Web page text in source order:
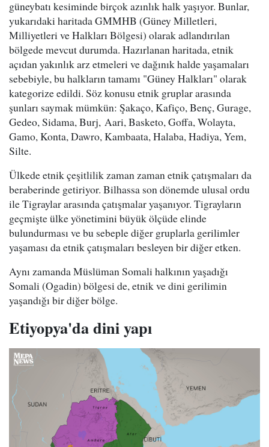
güneybatı kesiminde birçok azınlık halk yaşıyor. Bunlar,
yukarıdaki haritada GMMHB (Güney Milletleri,
Milliyetleri ve Halkları Bölgesi) olarak adlandırılan
bölgede mevcut durumda. Hazırlanan haritada, etnik
açıdan yakınlık arz etmeleri ve dağınık halde yaşamaları
sebebiyle, bu halkların tamamı "Güney Halkları" olarak
kategorize edildi. Söz konusu etnik gruplar arasında
şunları saymak mümkün: Şakaço, Kafiço, Benç, Gurage,
Gedeo, Sidama, Burj, Aari, Basketo, Goffa, Wolayta,
Gamo, Konta, Dawro, Kambaata, Halaba, Hadiya, Yem,
Silte.
Ülkede etnik çeşitlilik zaman zaman etnik çatışmaları da
beraberinde getiriyor. Bilhassa son dönemde ulusal ordu
ile Tigraylar arasında çatışmalar yaşanıyor. Tigrayların
geçmişte ülke yönetimini büyük ölçüde elinde
bulundurması ve bu sebeple diğer gruplarla gerilimler
yaşaması da etnik çatışmaları besleyen bir diğer etken.
Aynı zamanda Müslüman Somali halkının yaşadığı
Somali (Ogadin) bölgesi de, etnik ve dini gerilimin
yaşandığı bir diğer bölge.
Etiyopya'da dini yapı